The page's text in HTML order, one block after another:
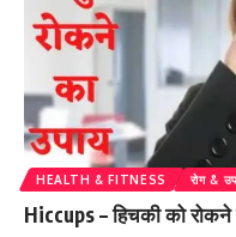
HEALTH & FITNESS रोग &
Hiccups – हिचकी को